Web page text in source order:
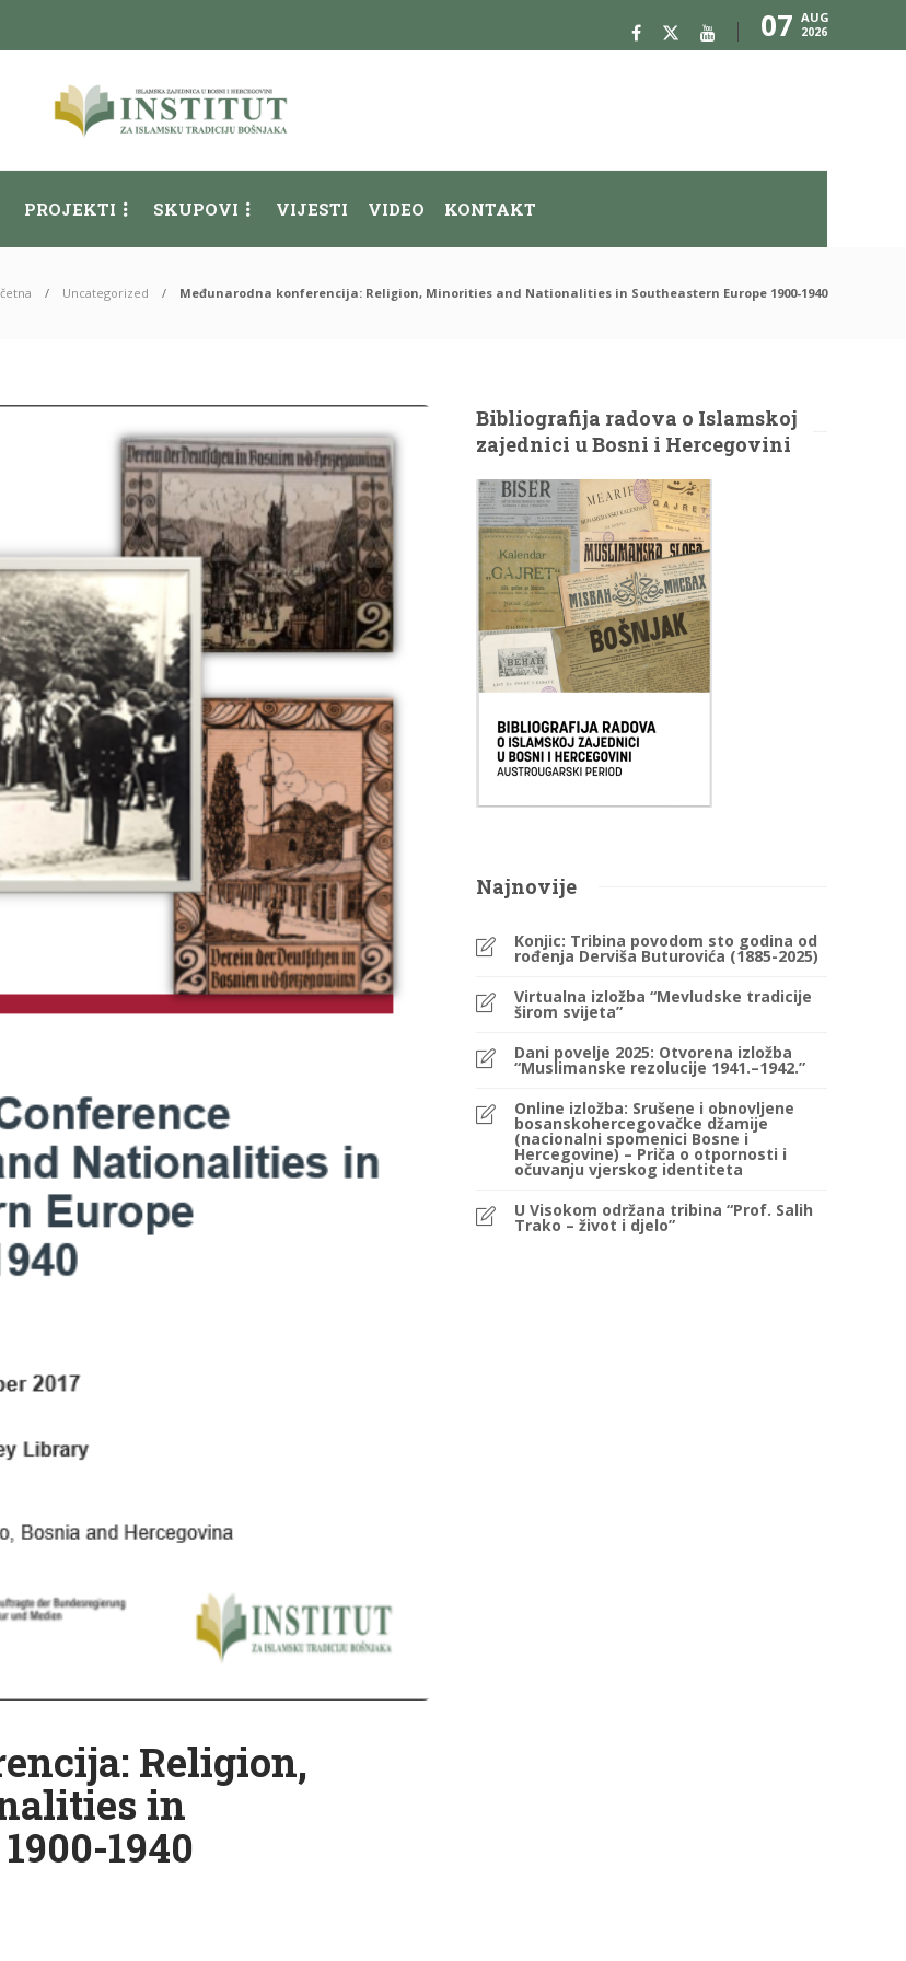
07 AUG
2026
PROJEKTI SKUPOVI VIJESTI VIDEO KONTAKT
Uncategorized Međunarodna konferencija: Religion, Minorities and Nationalities in Southeastern Europe 1900-1940
Religion,
in
1940
Bibliografija radova o Islamskoj
zajednici u Bosni i Hercegovini
Najnovije
Konjic: Tribina povodom sto godina od
rođenja Derviša Buturovića (1885-2025)
Virtualna izložba “Mevludske tradicije
širom svijeta”
Dani povelje 2025: Otvorena izložba
“Muslimanske rezolucije 1941.–1942.”
Online izložba: Srušene i obnovljene
bosanskohercegovačke džamije
(nacionalni spomenici Bosne i
Hercegovine) – Priča o otpornosti i
očuvanju vjerskog identiteta
U Visokom održana tribina “Prof. Salih
Trako – život i djelo”